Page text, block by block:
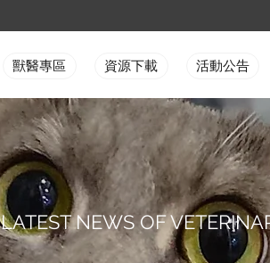
獸醫專區 資源下載 活動公告
NEWS OF